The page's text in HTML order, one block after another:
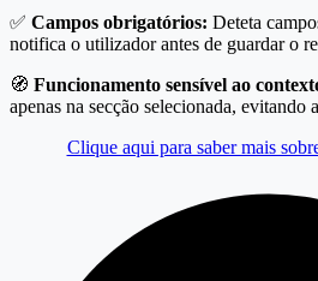
✅ Campos obrigatórios: Deteta
notifica o utilizador antes de guardar o
🧭 Funcionamento sensível ao
apenas na secção selecionada, evitando
Clique aqui para saber mais